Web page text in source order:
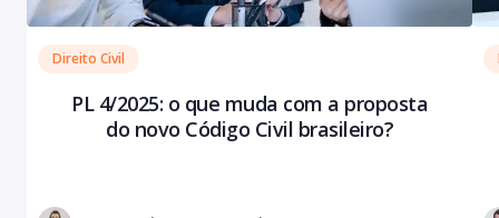
Direito Civil
PL 4/2025: o que muda com a proposta
do novo Código Civil brasileiro?